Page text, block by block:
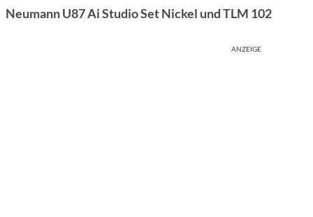
Neumann U87 Ai Studio Set Nickel und TLM 102
ANZEIGE